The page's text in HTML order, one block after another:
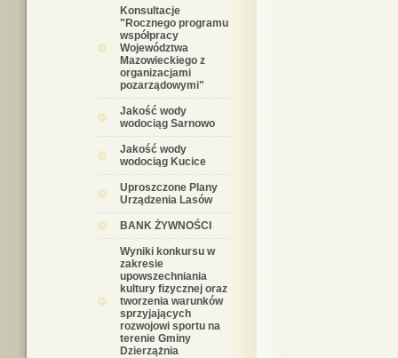
Konsultacje
"Rocznego programu
współpracy
Województwa
Mazowieckiego z
organizacjami
pozarządowymi"
Jakość wody
wodociąg Sarnowo
Jakość wody
wodociąg Kucice
Uproszczone Plany
Urządzenia Lasów
BANK ŻYWNOŚCI
Wyniki konkursu w
zakresie
upowszechniania
kultury fizycznej oraz
tworzenia warunków
sprzyjających
rozwojowi sportu na
terenie Gminy
Dzierzążnia